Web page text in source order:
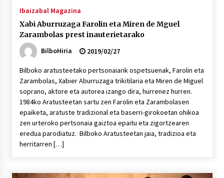
Ibaizabal Magazina
Xabi Aburruzaga Farolin eta Miren de Mguel
Zarambolas prest inauterietarako
BilboHiria
2019/02/27
Bilboko aratusteetako pertsonaiarik ospetsuenak, Farolin eta
Zarambolas, Xabier Aburruzaga trikitilaria eta Miren de Miguel
soprano, aktore eta autorea izango dira, hurrenez hurren.
1984ko Aratusteetan sartu zen Farolin eta Zarambolasen
epaiketa, aratuste tradizional eta baserri-girokoetan ohikoa
zen urteroko pertsonaia gaiztoa epaitu eta zigortzearen
eredua parodiatuz. Bilboko Aratusteetan jaia, tradizioa eta
herritarren […]